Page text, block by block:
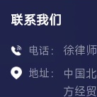
联系我们
电话： 徐律
地址：
中国
方经